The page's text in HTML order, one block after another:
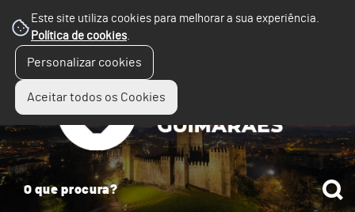
Este site utiliza cookies para melhorar a sua experiência.
Política de cookies.
Personalizar cookies
Aceitar todos os Cookies